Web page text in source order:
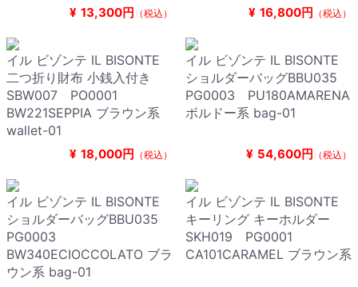
¥ 13,300円 （税込） ¥ 16,800円 （税込）
イル ビゾンテ IL BISONTE
二つ折り財布 小銭入付き
SBW007 PO0001
BW221SEPPIA ブラウン系
wallet-01
¥ 18,000円 （税込）
イル ビゾンテ IL BISONTE
ショルダーバッグBBU035
PG0003 PU180AMARENA
ボルドー系 bag-01
¥ 54,600円 （税込）
イル ビゾンテ IL BISONTE
ショルダーバッグBBU035
PG0003
BW340ECIOCCOLATO ブラ
ウン系 bag-01
イル ビゾンテ IL BISONTE
キーリング キーホルダー
SKH019 PG0001
CA101CARAMEL ブラウン系